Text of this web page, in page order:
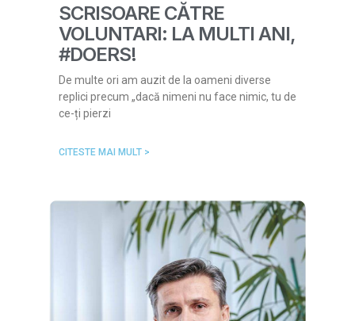
SCRISOARE CĂTRE
VOLUNTARI: LA MULTI ANI,
#DOERS!
De multe ori am auzit de la oameni diverse
replici precum „dacă nimeni nu face nimic, tu de
ce-ți pierzi
CITESTE MAI MULT >